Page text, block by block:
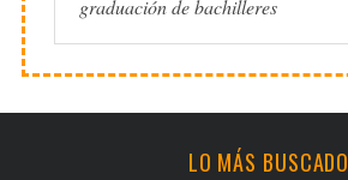
graduación de bachilleres
LO MÁS BUSCADO